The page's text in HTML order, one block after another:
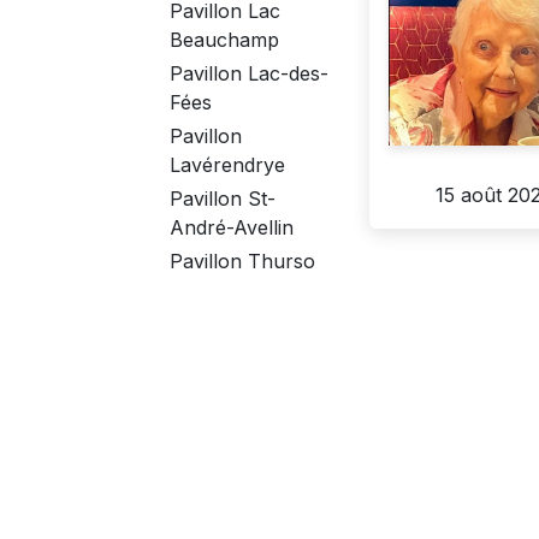
Pavillon Lac
Beauchamp
Pavillon Lac-des-
Fées
Pavillon
Lavérendrye
Pavillon St-
André-Avellin
Pavillon Thurso
15 août